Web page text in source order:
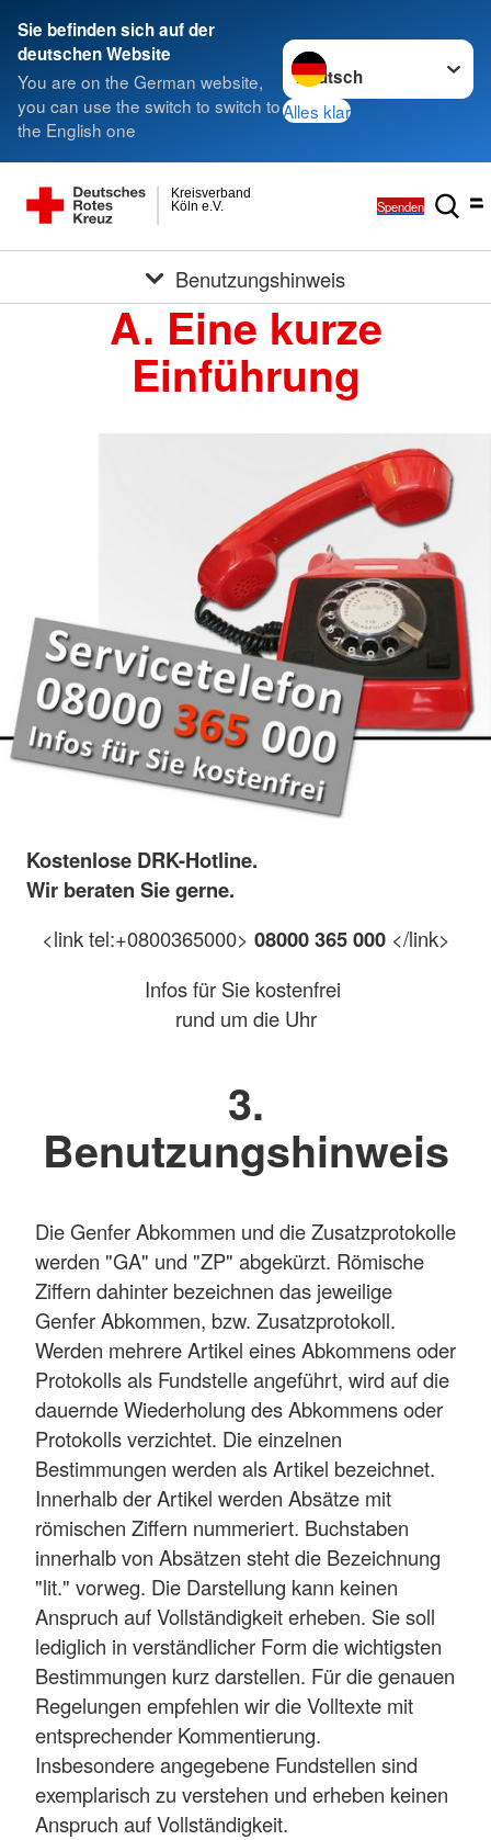
Sie befinden sich auf der
deutschen Website
You are on the German website,
you can use the switch to switch to
the English one
Sprache wechseln zu
Alles klar
Köln e.V.
Kreisverband
Spenden
Benutzungshinweis
A. Eine kurze
Einführung
Kostenlose DRK-Hotline.
Wir beraten Sie gerne.
<link tel:+0800365000> 08000 365 000 </link>
Infos für Sie kostenfrei
rund um die Uhr
3.
Benutzungshinweis
Die Genfer Abkommen und die Zusatzprotokolle
werden "GA" und "ZP" abgekürzt. Römische
Ziffern dahinter bezeichnen das jeweilige
Genfer Abkommen, bzw. Zusatzprotokoll.
Werden mehrere Artikel eines Abkommens oder
Protokolls als Fundstelle angeführt, wird auf die
dauernde Wiederholung des Abkommens oder
Protokolls verzichtet. Die einzelnen
Bestimmungen werden als Artikel bezeichnet.
Innerhalb der Artikel werden Absätze mit
römischen Ziffern nummeriert. Buchstaben
innerhalb von Absätzen steht die Bezeichnung
"lit." vorweg. Die Darstellung kann keinen
Anspruch auf Vollständigkeit erheben. Sie soll
lediglich in verständlicher Form die wichtigsten
Bestimmungen kurz darstellen. Für die genauen
Regelungen empfehlen wir die Volltexte mit
entsprechender Kommentierung.
Insbesondere angegebene Fundstellen sind
exemplarisch zu verstehen und erheben keinen
Anspruch auf Vollständigkeit.